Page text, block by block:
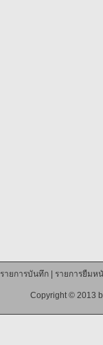
รายการบันทึก| รายการยืมห
Copyright © 2013